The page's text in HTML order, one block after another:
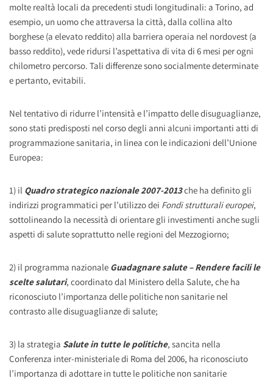
molte realtà locali da precedenti studi longitudinali: a Torino, ad
esempio, un uomo che attraversa la città, dalla collina alto
borghese (a elevato reddito) alla barriera operaia nel nordovest (a
basso reddito), vede ridursi l’aspettativa di vita di 6 mesi per ogni
chilometro percorso. Tali differenze sono socialmente determinate
e pertanto, evitabili.
Nel tentativo di ridurre l’intensità e l’impatto delle disuguaglianze,
sono stati predisposti nel corso degli anni alcuni importanti atti di
programmazione sanitaria, in linea con le indicazioni dell’Unione
Europea:
1) il Quadro strategico nazionale 2007-2013che ha definito gli
indirizzi programmatici per l’utilizzo dei Fondi strutturali europei,
sottolineando la necessità di orientare gli investimenti anche sugli
aspetti di salute soprattutto nelle regioni del Mezzogiorno;
2) il programma nazionale Guadagnare salute – Rendere facili le
scelte salutari, coordinato dal Ministero della Salute, che ha
riconosciuto l’importanza delle politiche non sanitarie nel
contrasto alle disuguaglianze di salute;
3) la strategia Salute in tutte le politiche, sancita nella
Conferenza inter-ministeriale di Roma del 2006, ha riconosciuto
l’importanza di adottare in tutte le politiche non sanitarie